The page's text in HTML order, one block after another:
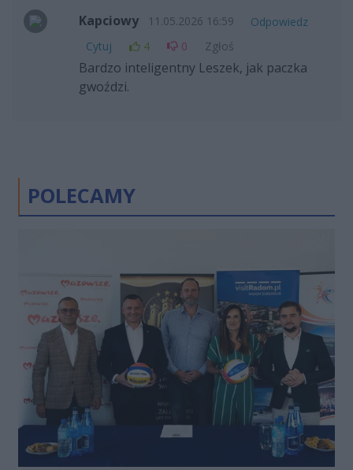
Kapciowy 11.05.2026 16:59
Odpowiedz
Cytuj
4 0 Zgłoś
Bardzo inteligentny Leszek, jak paczka
gwoździ.
POLECAMY